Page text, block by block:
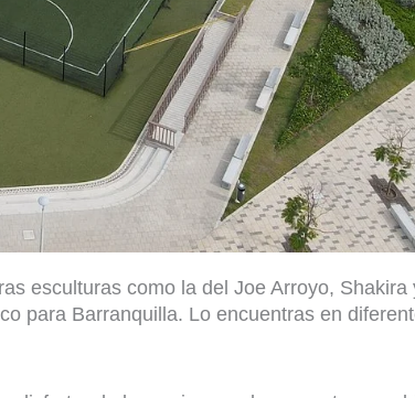
esculturas como la del Joe Arroyo, Shakira
para Barranquilla. Lo encuentras en